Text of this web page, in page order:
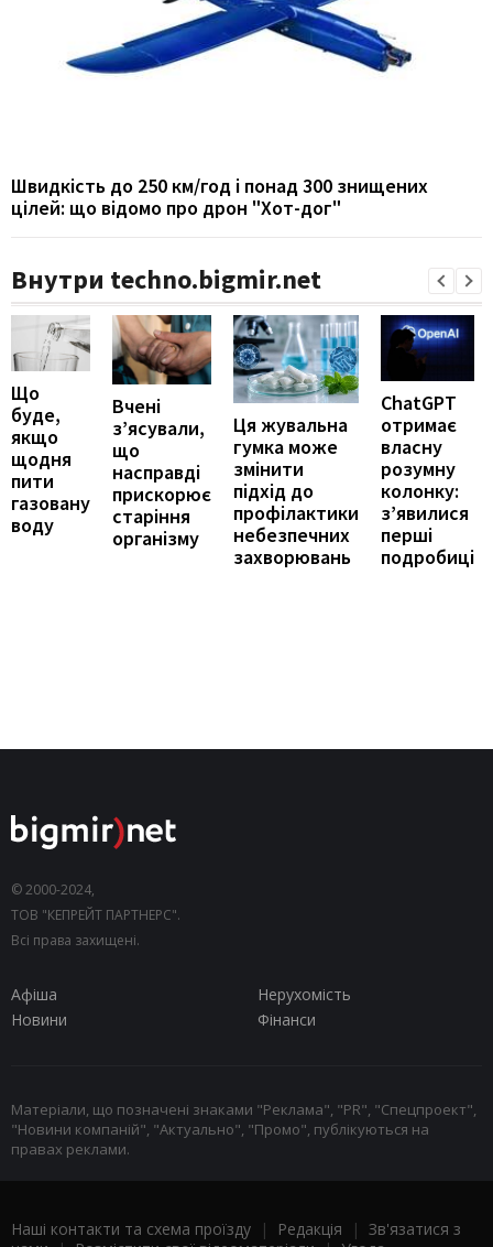
Швидкість до 250 км/год і понад 300 знищених
цілей: що відомо про дрон "Хот-дог"
Внутри techno.bigmir.net
Що
буде,
якщо
щодня
пити
газовану
воду
Вчені
з’ясували,
що
насправді
прискорює
старіння
організму
Ця жувальна
гумка може
змінити
підхід до
профілактики
небезпечних
захворювань
ChatGPT
отримає
власну
розумну
колонку:
з’явилися
перші
подробиці
© 2000-2024,
ТОВ "КЕПРЕЙТ ПАРТНЕРС".
Всі права захищені.
Афіша
Нерухомість
Новини
Фінанси
Матеріали, що позначені знаками "Реклама", "PR", "Спецпроект",
"Новини компаній", "Актуально", "Промо", публікуються на
правах реклами.
Наші контакти та схема проїзду | Редакція | Зв'язатися з